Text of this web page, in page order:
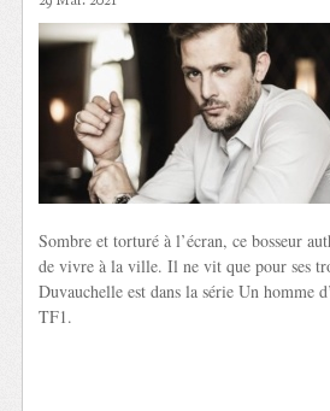
Sombre et torturé à l’écran, ce bosseur
de vivre à la ville. Il ne vit que pour ses
Duvauchelle est dans la série Un homme
TF1.